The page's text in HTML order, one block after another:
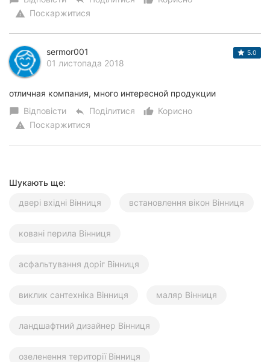
Херсон
Полтава
Чернігів
Черкаси
Чернівці
Суми
Франківськ
Луцьк
Ужгород
Карпати
warning Поскаржитися
sermor001
01 листопада 2018
5.0
отличная компания, много интересной продукции
chat_bubble Відповісти reply Поділитися thumb_up_alt
Корисно
warning Поскаржитися
Шукають ще:
двері вхідні Вінниця
встановлення вікон Вінниця
ковані перила Вінниця
асфальтування доріг Вінниця
виклик сантехніка Вінниця маляр Вінниця
ландшафтний дизайнер Вінниця
озеленення території Вінниця